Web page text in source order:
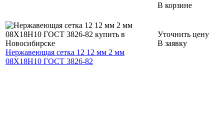
В корзине
Нержавеющая сетка 12 12 мм 2 мм
08Х18Н10 ГОСТ 3826-82
Уточнить цену
В заявку